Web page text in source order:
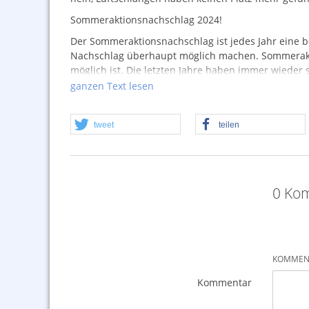
Sommeraktionsnachschlag 2024!
Der Sommeraktionsnachschlag ist jedes Jahr
Nachschlag überhaupt möglich machen.
möglich ist. Die letzten Jahre haben immer
funktioniert. Der Nachschlag bereitet durchaus
Beim Nachschlag wachsen graue Haare.
Ist die Sommeraktion erstmal gut gestartet, drückt
ganzen Text lesen
tweet teilen
0
Kommentar